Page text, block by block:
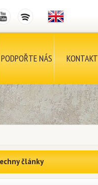
PODPOŘTE NÁS KONTAKT
články